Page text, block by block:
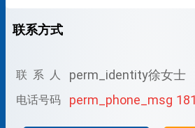
联系方式
联 系 人 perm_identity徐女士
电话号码 perm_phone_msg